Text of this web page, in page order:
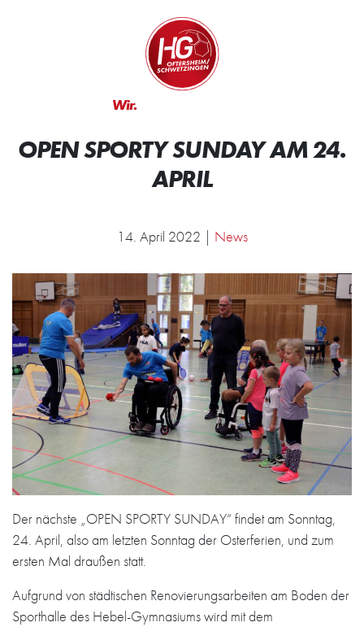
Zur Startseite
Wir.
OPEN SPORTY SUNDAY AM 24.
APRIL
14. April 2022 | News
Der nächste „OPEN SPORTY SUNDAY“ findet am Sonntag,
24. April, also am letzten Sonntag der Osterferien, und zum
ersten Mal draußen statt.
Aufgrund von städtischen Renovierungsarbeiten am Boden der
Sporthalle des Hebel-Gymnasiums wird mit dem